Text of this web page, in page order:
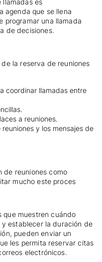
agenda que se llena
programar una llamada
de decisiones.
la reserva de reuniones
coordinar llamadas entre
a reuniones.
y los mensajes de
de reuniones como
mucho este proces
que muestren cuándo
establecer la duración de
pueden enviar un
les permita reservar citas
electrónicos.